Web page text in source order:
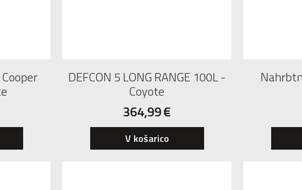
DEFCON 5 LONG RANGE 100L -
Coyote
364,99€
V košarico